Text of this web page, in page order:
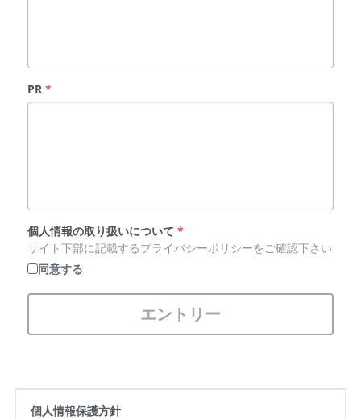
PR*
個人情報の取り扱いについて *
サイト下部に記載するプライバシーポリシーをご確認下さい
同意する
エントリー
個人情報保護方針